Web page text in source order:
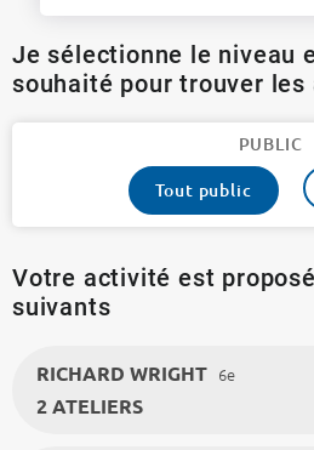
Je sélectionne le niveau
souhaité pour trouver
PUBLIC
Tout public
Votre activité est
suivants
RICHARD WRIGHT 6e
2 ATELIERS